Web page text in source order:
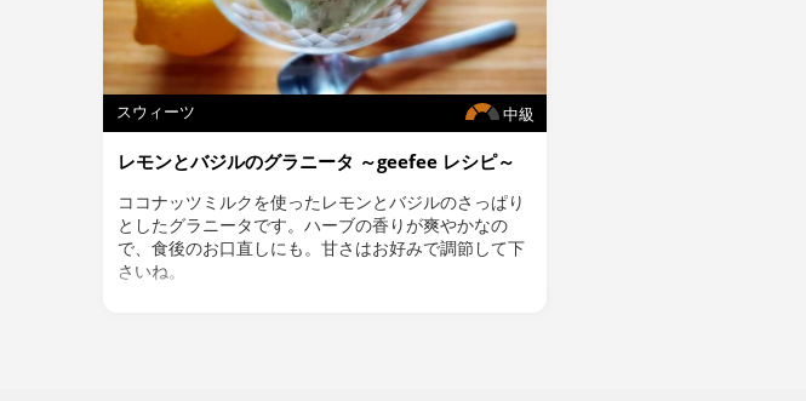
中級
スウィーツ
レモンとバジルのグラニータ ～geefee レシピ～
ココナッツミルクを使ったレモンとバジルのさっぱり
としたグラニータです。ハーブの香りが爽やかなの
で、食後のお口直しにも。甘さはお好みで調節して下
さいね。